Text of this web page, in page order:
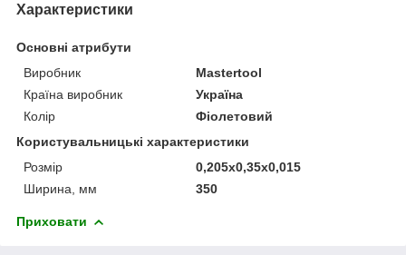
Характеристики
Основні атрибути
Виробник
Mastertool
Країна виробник
Україна
Колір
Фіолетовий
Користувальницькі характеристики
Розмір
0,205x0,35x0,015
Ширина, мм
350
Приховати